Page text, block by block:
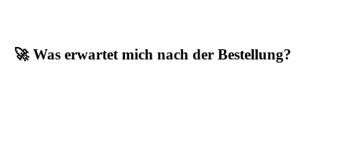
🚀 Was erwartet mich nach der Bestellung?